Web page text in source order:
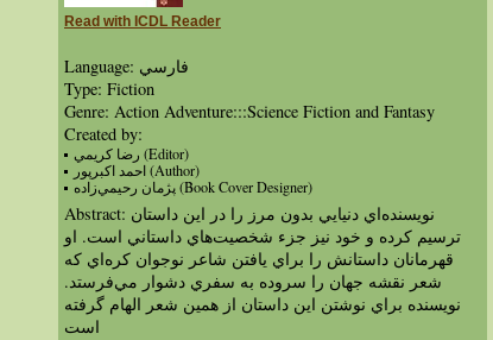
Read with ICDL Reader
Language: فارسي
Type: Fiction
Genre: Action Adventure:::Science Fiction and Fantasy
Created by:
رضا كريمي (Editor)
احمد اكبر‌پور (Author)
پژمان رحيمي‌زاده (Book Cover Designer)
Abstract: نويسنده‌اي دنيايي بدون مرز را در اين داستان
ترسيم كرده و خود نيز جزء شخصيت‌هاي داستاني است. او
قهرمانان داستانش‌ را براي يافتن شاعر نوجوان كره‌اي كه
شعر نقشه جهان را سروده به سفري دشوار مي‌فرستد.
نويسنده براي نوشتن اين داستان از همين شعر الهام گرفته
است